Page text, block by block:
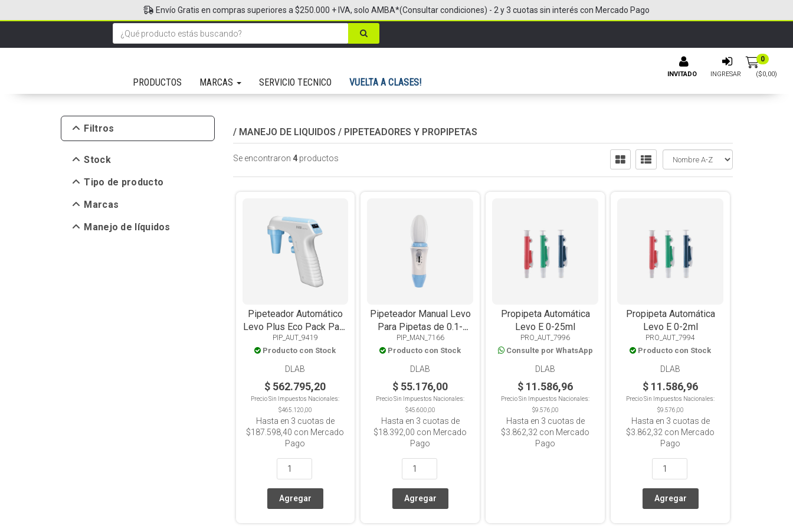
INVITADO INGRESAR
0
($0,00)
PRODUCTOS MARCAS SERVICIO TECNICO VUELTA A CLASES!
Envío Gratis en compras superiores a $250.000 + IVA, solo AMBA*(Consultar condiciones) - 2 y 3 cuotas sin interés con Mercado Pago
Filtros
Stock
Tipo de producto
Marcas
Manejo de líquidos
/ MANEJO DE LIQUIDOS / PIPETEADORES Y PROPIPETAS
Se encontraron 4 productos
Pipeteador Automático
Levo Plus Eco Pack Para
Pipetas De 0.1 a 100 ml
PIP_AUT_9419
Producto con Stock
DLAB
$ 562.795,20
Precio Sin Impuestos Nacionales:
$465.120,00
Hasta en 3 cuotas de
$187.598,40 con Mercado
Pago
Pipeteador Manual Levo
Para Pipetas de 0.1-
100ml
PIP_MAN_7166
Producto con Stock
DLAB
$ 55.176,00
Precio Sin Impuestos Nacionales:
$45.600,00
Hasta en 3 cuotas de
$18.392,00 con Mercado
Pago
Propipeta Automática
Levo E 0-25ml
PRO_AUT_7996
Consulte por WhatsApp
DLAB
$ 11.586,96
Precio Sin Impuestos Nacionales:
$9.576,00
Hasta en 3 cuotas de
$3.862,32 con Mercado
Pago
Propipeta Automática
Levo E 0-2ml
PRO_AUT_7994
Producto con Stock
DLAB
$ 11.586,96
Precio Sin Impuestos Nacionales:
$9.576,00
Hasta en 3 cuotas de
$3.862,32 con Mercado
Pago